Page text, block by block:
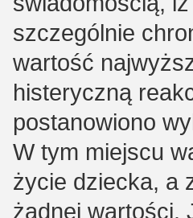
szczególnie
wartość
histeryczną
postanowiono
W tym miejscu
życie dziecka, a
żadnej wartości.